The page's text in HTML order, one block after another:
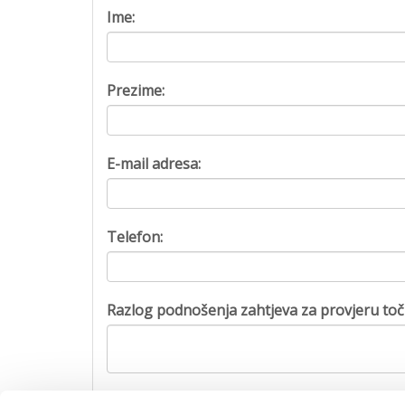
Ime:
Prezime:
E-mail adresa:
Telefon:
Razlog podnošenja zahtjeva za provjeru